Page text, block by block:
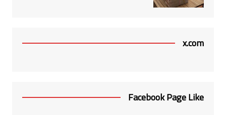
x.com
Facebook Page Like